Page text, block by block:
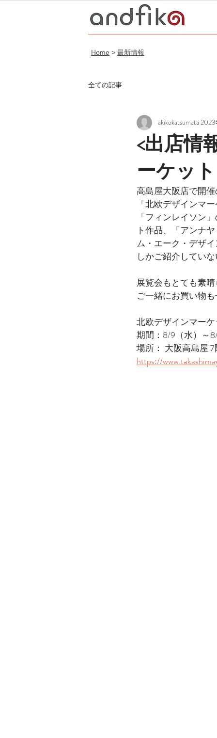
Home > 最新情報
全ての記事
<出店情
ーケット
akikokatsumata
高島屋大阪店で開
「北欧デザインマ
「フィンレイソン
ト作品、「アンナ
ム・エーク・デザ
しかご紹介してい
展覧会もとても素
ご一緒にお買い物
北欧デザインマー
期間：8/9（水）～
場所： 大阪高島屋
https://